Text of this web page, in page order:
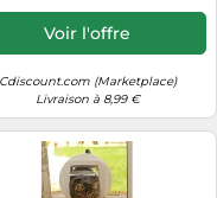
Voir l'offre
Cdiscount.com (Marketplace)
Livraison à 8,99 €